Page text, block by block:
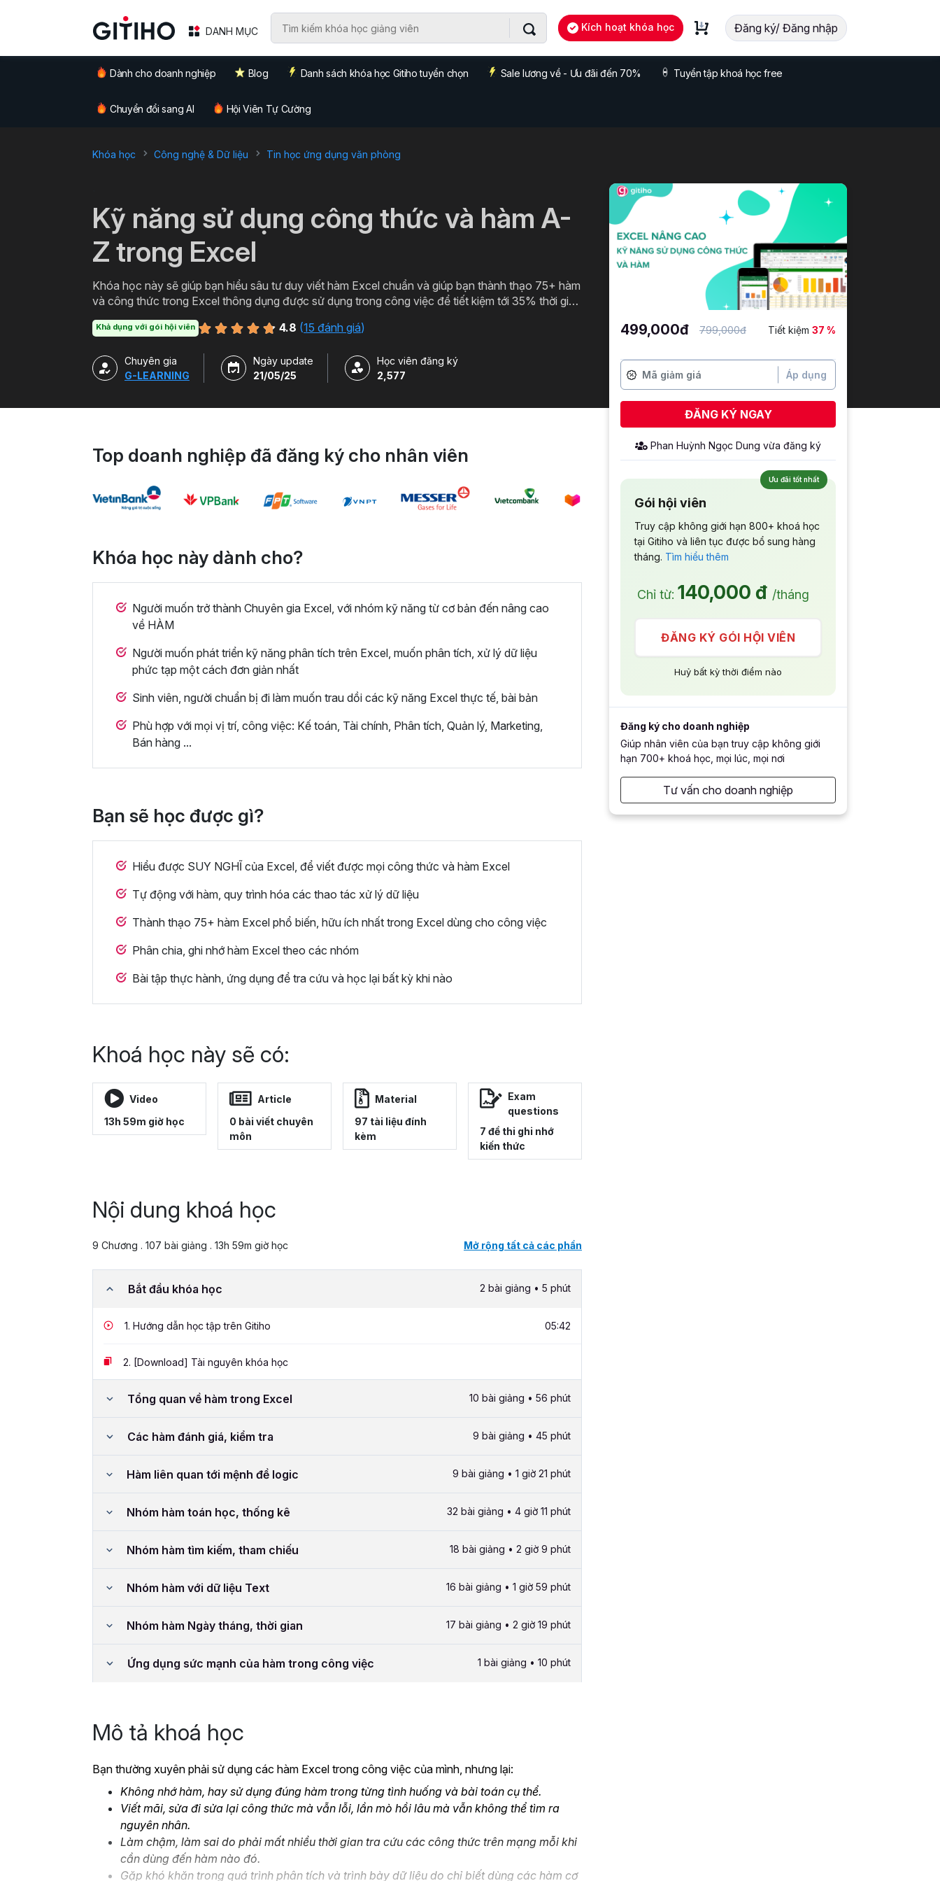
DANH MỤC Kích hoạt khóa học Đăng ký/ Đăng nhập
Dành cho doanh nghiệp Blog Danh sách khóa học Gitiho tuyển chọn Sale lương về - Ưu đãi đến 70% Tuyển tập khoá học free
Chuyển đổi sang AI Hội Viên Tự Cường
Khóa học Công nghệ & Dữ liệu Tin học ứng dụng văn phòng
Kỹ năng sử dụng công thức và hàm A-
Z trong Excel
Khóa học này sẽ giúp bạn hiểu sâu tư duy viết hàm Excel chuẩn và giúp bạn thành thạo 75+ hàm
và công thức trong Excel thông dụng được sử dụng trong công việc để tiết kiệm tới 35% thời gian
Khả dụng với gói hội viên 4.8 (15 đánh giá)
Chuyên gia
G-LEARNING
Ngày update
21/05/25
Học viên đăng ký
2,577
Top doanh nghiệp đã đăng ký cho nhân viên
Khóa học này dành cho?
Người muốn trở thành Chuyên gia Excel, với nhóm kỹ năng từ cơ bản đến nâng cao
về HÀM
Người muốn phát triển kỹ năng phân tích trên Excel, muốn phân tích, xử lý dữ liệu
phức tạp một cách đơn giản nhất
Sinh viên, người chuẩn bị đi làm muốn trau dồi các kỹ năng Excel thực tế, bài bản
Phù hợp với mọi vị trí, công việc: Kế toán, Tài chính, Phân tích, Quản lý, Marketing,
Bán hàng ...
Bạn sẽ học được gì?
Hiểu được SUY NGHĨ của Excel, để viết được mọi công thức và hàm Excel
Tự động với hàm, quy trình hóa các thao tác xử lý dữ liệu
Thành thạo 75+ hàm Excel phổ biến, hữu ích nhất trong Excel dùng cho công việc
Phân chia, ghi nhớ hàm Excel theo các nhóm
Bài tập thực hành, ứng dụng để tra cứu và học lại bất kỳ khi nào
Khoá học này sẽ có:
Video
13h 59m giờ học
Article
0 bài viết chuyên
môn
Material
97 tài liệu đính
kèm
Exam
questions
7 đề thi ghi nhớ
kiến thức
Nội dung khoá học
9 Chương . 107 bài giảng . 13h 59m giờ học Mở rộng tất cả các phần
Bắt đầu khóa học 2 bài giảng • 5 phút
1. Hướng dẫn học tập trên Gitiho 05:42
2. [Download] Tài nguyên khóa học
Tổng quan về hàm trong Excel 10 bài giảng • 56 phút
Các hàm đánh giá, kiểm tra 9 bài giảng • 45 phút
Hàm liên quan tới mệnh đề logic 9 bài giảng • 1 giờ 21 phút
Nhóm hàm toán học, thống kê 32 bài giảng • 4 giờ 11 phút
Nhóm hàm tìm kiếm, tham chiếu 18 bài giảng • 2 giờ 9 phút
Nhóm hàm với dữ liệu Text 16 bài giảng • 1 giờ 59 phút
Nhóm hàm Ngày tháng, thời gian 17 bài giảng • 2 giờ 19 phút
Ứng dụng sức mạnh của hàm trong công việc 1 bài giảng • 10 phút
Mô tả khoá học
Bạn thường xuyên phải sử dụng các hàm Excel trong công việc của mình, nhưng lại:
Không nhớ hàm, hay sử dụng đúng hàm trong từng tình huống và bài toán cụ thể.
Viết mãi, sửa đi sửa lại công thức mà vẫn lỗi, lần mò hồi lâu mà vẫn không thể tìm ra
nguyên nhân.
Làm chậm, làm sai do phải mất nhiều thời gian tra cứu các công thức trên mạng mỗi khi
cần dùng đến hàm nào đó.
Gặp khó khăn trong quá trình phân tích và trình bày dữ liệu do chỉ biết dùng các hàm cơ
499,000đ 799,000đ Tiết kiệm 37 %
Áp dụng
ĐĂNG KÝ NGAY
Phan Huỳnh Ngọc Dung vừa đăng ký
Ưu đãi tốt nhất
Gói hội viên
Truy cập không giới hạn 800+ khoá học
tại Gitiho và liên tục được bổ sung hàng
tháng. Tìm hiểu thêm
Chỉ từ: 140,000 đ /tháng
ĐĂNG KÝ GÓI HỘI VIÊN
Huỷ bất kỳ thời điểm nào
Đăng ký cho doanh nghiệp
Giúp nhân viên của bạn truy cập không giới
hạn 700+ khoá học, mọi lúc, mọi nơi
Tư vấn cho doanh nghiệp